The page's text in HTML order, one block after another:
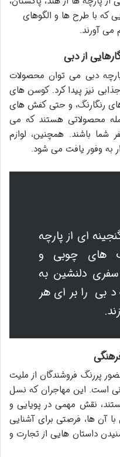
که با طرح ها و الگوهای
می آورند.
از دبی
دبی می توان محصولات
جذابی نیز پیدا کرد. کوسن های
رنگارنگ، و حتی کفش های
محصولاتی هستند که می
شما باشند. همچنین، لوازم
به وفور یافت می شود.
ای از پارچه
های چوبی و
دلنشین به
را برای هر
پررنگ فروشندگان از ملیت
است. این مهاجران که نسل
نقش مهمی در پویایی و
آن ها، فرصتی برای آشنایی
داستان هایی از تجارت و